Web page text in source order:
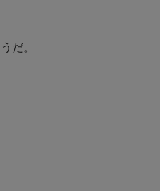
だ。